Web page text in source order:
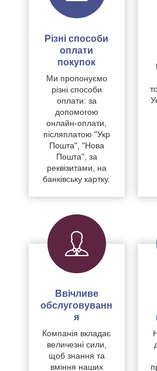
Різні способи
оплати
покупок
Ми пропонуємо
різні способи
оплати: за
допомогою
онлайн-оплати,
післяплатою "Укр
Пошта", "Нова
Пошта", за
реквізитами, на
банківську картку.
Ввічливе
обслуговуванн
я
Компанія вкладає
величезні сили,
щоб знання та
вміння наших